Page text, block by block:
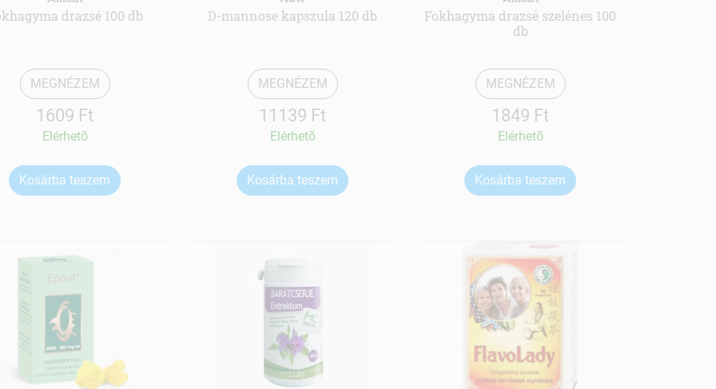
drazsé 100 db
MEGNÉZEM
1609 Ft
Elérhetõ
Kosárba teszem
D-mannose kapszula 120 db
MEGNÉZEM
11139 Ft
Elérhetõ
Kosárba teszem
Fokhagyma drazsé szelénes 100
db
MEGNÉZEM
1849 Ft
Elérhetõ
Kosárba teszem